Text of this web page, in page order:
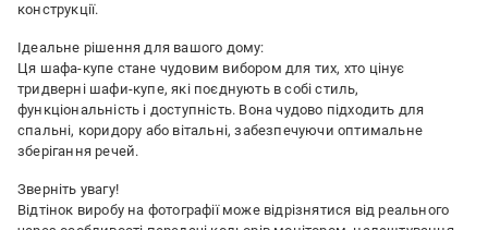
конструкції.
Ідеальне рішення для вашого дому:
Ця шафа-купе стане чудовим вибором для тих, хто цінує
тридверні шафи-купе, які поєднують в собі стиль,
функціональність і доступність. Вона чудово підходить для
спальні, коридору або вітальні, забезпечуючи оптимальне
зберігання речей.
Зверніть увагу!
Відтінок виробу на фотографії може відрізнятися від реального